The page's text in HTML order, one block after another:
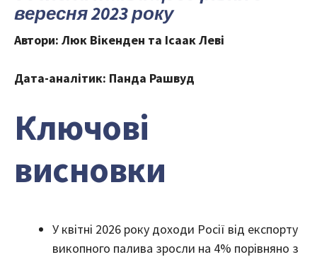
вересня 2023 року
Автори: Люк Вікенден та Ісаак Леві
Дата-аналітик: Панда Рашвуд
Ключові
висновки
У квітні 2026 року доходи Росії від експорту
викопного палива зросли на 4% порівняно з